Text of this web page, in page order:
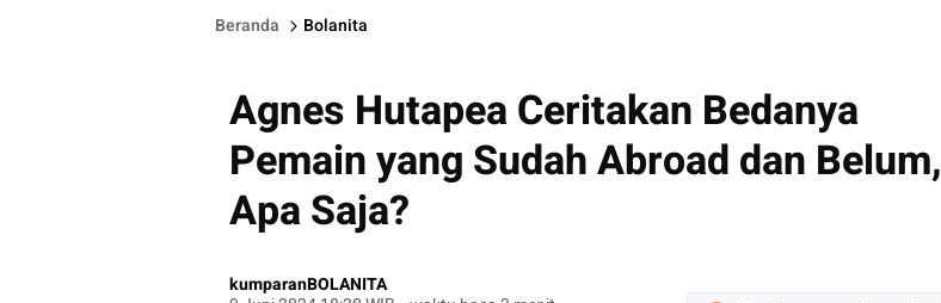
Beranda Bolanita
Agnes Hutapea Ceritakan Bedanya
Pemain yang Sudah Abroad dan Belum,
Apa Saja?
kumparanBOLANITA